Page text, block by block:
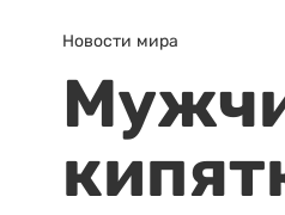
Новости мира